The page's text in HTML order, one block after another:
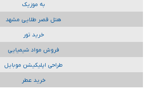
به موزیک
هتل قصر طلایی مشهد
خرید تور
فروش مواد شیمیایی
طراحی اپلیکیشن موبایل
خرید عطر